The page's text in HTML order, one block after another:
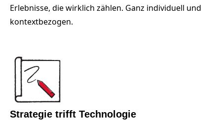
Erlebnisse, die wirklich zählen. Ganz individuell und
kontextbezogen.
Strategie trifft Technologie